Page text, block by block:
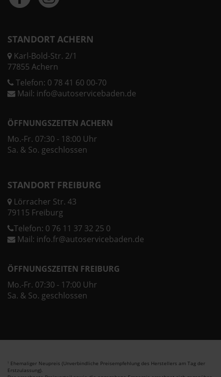
STANDORT ACHERN
Karl-Bold-Str. 2/1
77855 Achern
Telefon: 0 78 41 60 00-70
Mail: info@autoservicebaden.de
ÖFFNUNGSZEITEN ACHERN
Mo.-Fr. 07:30 - 18:00 Uhr
Sa. & So. geschlossen
STANDORT FREIBURG
Lörracher Str. 43
79115 Freiburg
Telefon: 0 76 11 37 32 25 0
Mail: info.fr@autoservicebaden.de
ÖFFNUNGSZEITEN FREIBURG
Mo.-Fr. 07:30 - 17:00 Uhr
Sa. & So. geschlossen
1 Ehemaliger Neupreis (Unverbindliche Preisempfehlung des Herstellers am Tag der
Erstzulassung).